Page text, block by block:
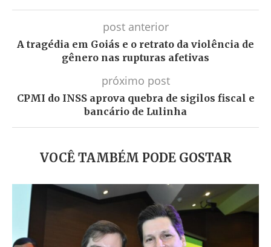
post anterior
A tragédia em Goiás e o retrato da violência de
gênero nas rupturas afetivas
próximo post
CPMI do INSS aprova quebra de sigilos fiscal e
bancário de Lulinha
VOCÊ TAMBÉM PODE GOSTAR